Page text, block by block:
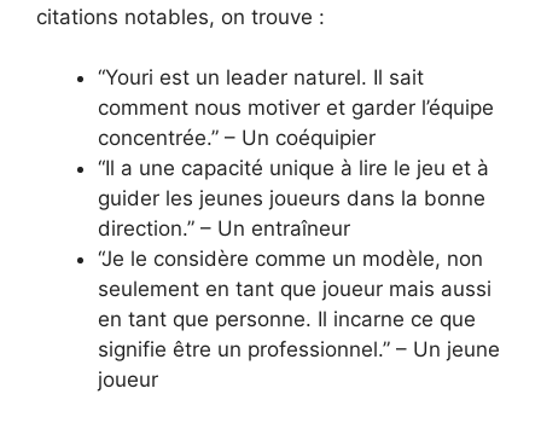
citations notables, on trouve :
“Youri est un leader naturel. Il sait
comment nous motiver et garder l’équipe
concentrée.” – Un coéquipier
“Il a une capacité unique à lire le jeu et à
guider les jeunes joueurs dans la bonne
direction.” – Un entraîneur
“Je le considère comme un modèle, non
seulement en tant que joueur mais aussi
en tant que personne. Il incarne ce que
signifie être un professionnel.” – Un jeune
joueur